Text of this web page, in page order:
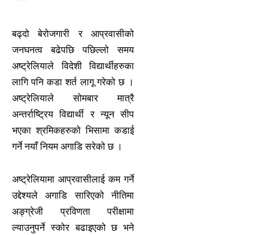
बढ्दो बेरोजगारी र आप्रवासीको
जनघनत्व बढेपछि पछिल्लो समय
अष्ट्रेलियाले विदेशी विद्यार्थीहरुका
लागि पनि कडा शर्त लागू गरेको छ ।
अष्ट्रेलियाले सोमबार मात्रै
अन्तर्राष्ट्रिय विद्यार्थी र न्यून सीप
भएका श्रमिकहरुको भिसामा कडाई
गर्ने नयाँ नियम अगाडि सरेको छ ।
अष्ट्रेलियामा आप्रवासीलाई कम गर्ने
उद्देश्यले अगाडि सारिएको नीतिमा
अङ्ग्रेजी प्रविणता परीक्षामा
ल्याउनुपर्ने स्कोर बढाइएको छ भने